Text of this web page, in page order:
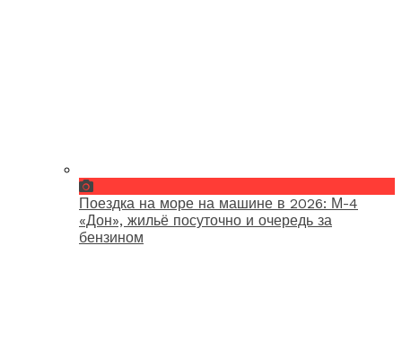
Поездка на море на машине в 2026: М-4
«Дон», жильё посуточно и очередь за
бензином